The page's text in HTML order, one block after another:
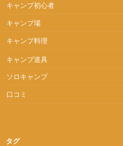
キャンプ初心者
キャンプ場
キャンプ料理
キャンプ道具
ソロキャンプ
口コミ
タグ